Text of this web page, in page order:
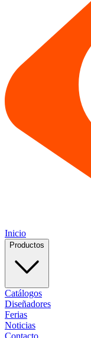
Inicio
Productos
Catálogos
Diseñadores
Ferias
Noticias
Contacto